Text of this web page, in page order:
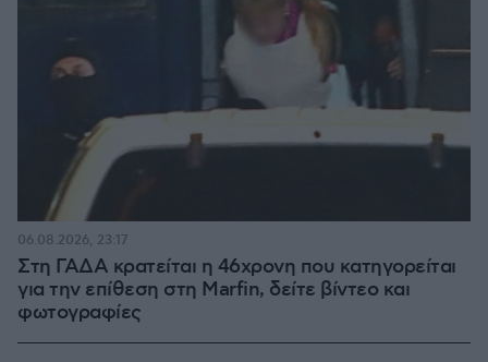
Στη ΓΑΔΑ κρατείται η 46χρονη που κατηγορείται
για την επίθεση στη Marfin, δείτε βίντεο και
φωτογραφίες
06.08.2026, 23:17